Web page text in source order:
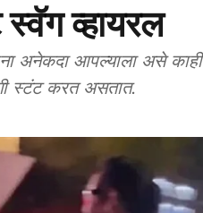
व्हायरल
अनेकदा आपल्याला असे काही
स्टंट करत असतात.